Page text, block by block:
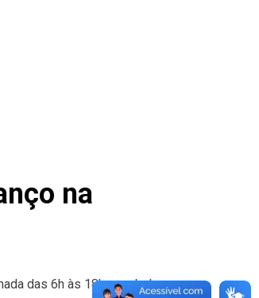
na
das 6h às 18h para balanço.